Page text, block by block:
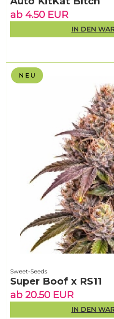
N E U
Sweet-Seeds
Super Boof x RS11
ab 20.50 EUR
IN DEN
ab 4.50 EUR
IN DEN